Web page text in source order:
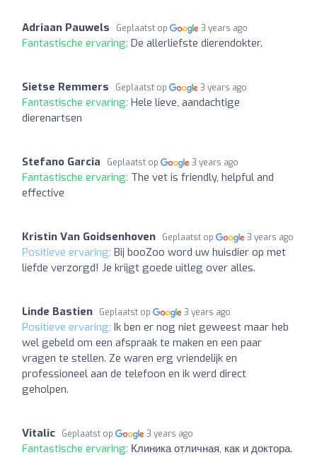
Adriaan Pauwels Geplaatst op 3 years ago
Fantastische ervaring: De allerliefste dierendokter.
Sietse Remmers Geplaatst op 3 years ago
Fantastische ervaring: Hele lieve, aandachtige
dierenartsen
Stefano Garcia Geplaatst op 3 years ago
Fantastische ervaring: The vet is friendly, helpful and
effective
Kristin Van Goidsenhoven Geplaatst op 3 years ago
Positieve ervaring: Bij booZoo word uw huisdier op met
liefde verzorgd! Je krijgt goede uitleg over alles.
Linde Bastien Geplaatst op 3 years ago
Positieve ervaring: Ik ben er nog niet geweest maar heb
wel gebeld om een afspraak te maken en een paar
vragen te stellen. Ze waren erg vriendelijk en
professioneel aan de telefoon en ik werd direct
geholpen.
Vitalic Geplaatst op 3 years ago
Fantastische ervaring: Клиника отличная, как и доктора.